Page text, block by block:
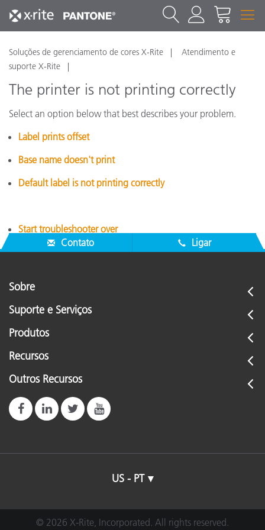
Soluções de gerenciamento de cores X-Rite
Atendimento e
suporte X-Rite
The printer is not printing correctly
Select an option below that best describes your problem.
Label prints offset
Base name doesn't print
Default label is not printing correctly
Start troubleshooter over
Contato
Ligar
Sobre
Suporte e Serviços
Produtos
Recursos
Outros Recursos
US - PT
© 2026 X-Rite, Incorporated. All rights reserved.